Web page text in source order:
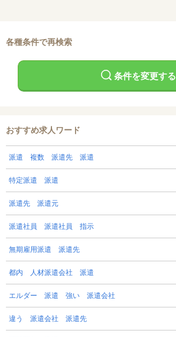
各種条件で再検索
条件を変更する
おすすめ求人ワード
派遣 複数 派遣先 派遣
特定派遣 派遣
派遣先 派遣元
派遣社員 派遣社員 指示
無期雇用派遣 派遣先
都内 人材派遣会社 派遣
エルダー 派遣 強い 派遣会社
違う 派遣会社 派遣先